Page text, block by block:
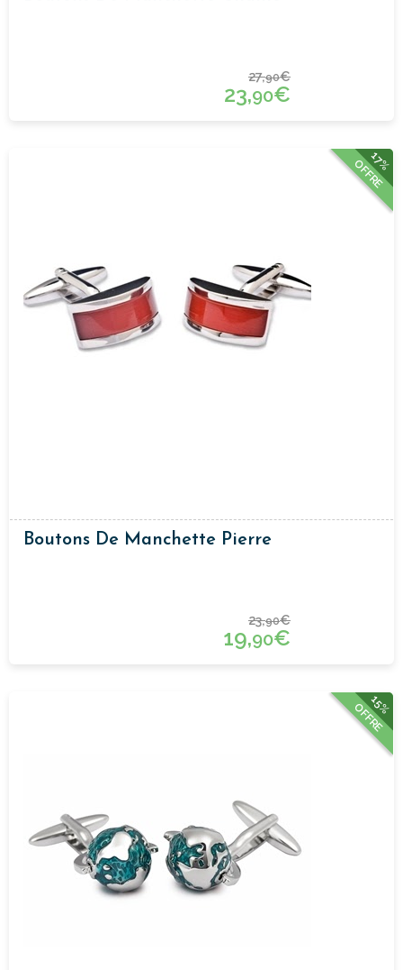
27,90€
23,90€
17%
OFFRE
Boutons De Manchette Pierre
23,90€
19,90€
15%
OFFRE